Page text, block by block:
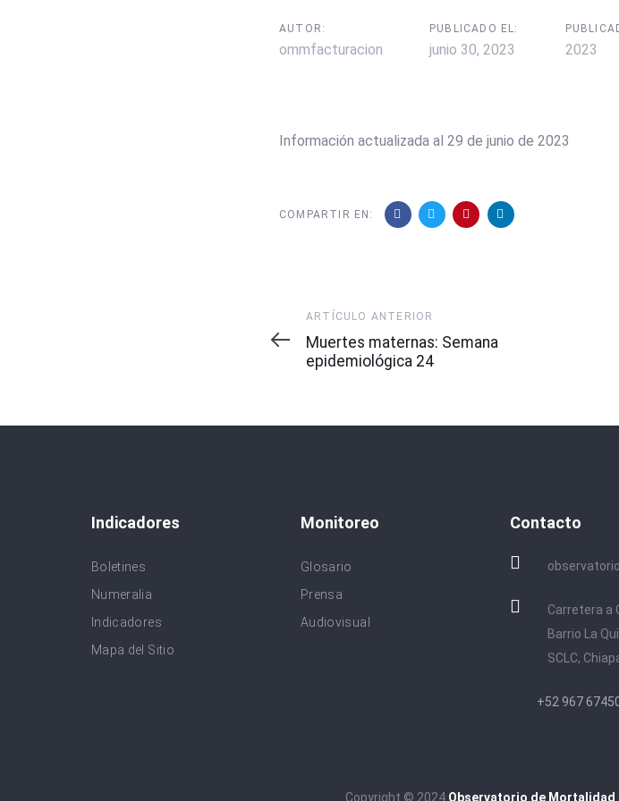
AUTOR:
ommfacturacion
PUBLICADO EL:
junio 30, 2023 2023
Información actualizada al 29 de junio de 2023
COMPARTIR EN:
Artículo
Anterior
ARTÍCULO ANTERIOR
Muertes maternas: Semana
epidemiológica 24
Indicadores
Boletines
Numeralia
Indicadores
Mapa del Sitio
Monitoreo
Glosario
Prensa
Audiovisual
Contacto
Carretera a
Barrio La
SCLC,
+52 967
Copyright © 2024 Observatorio de Mortalidad